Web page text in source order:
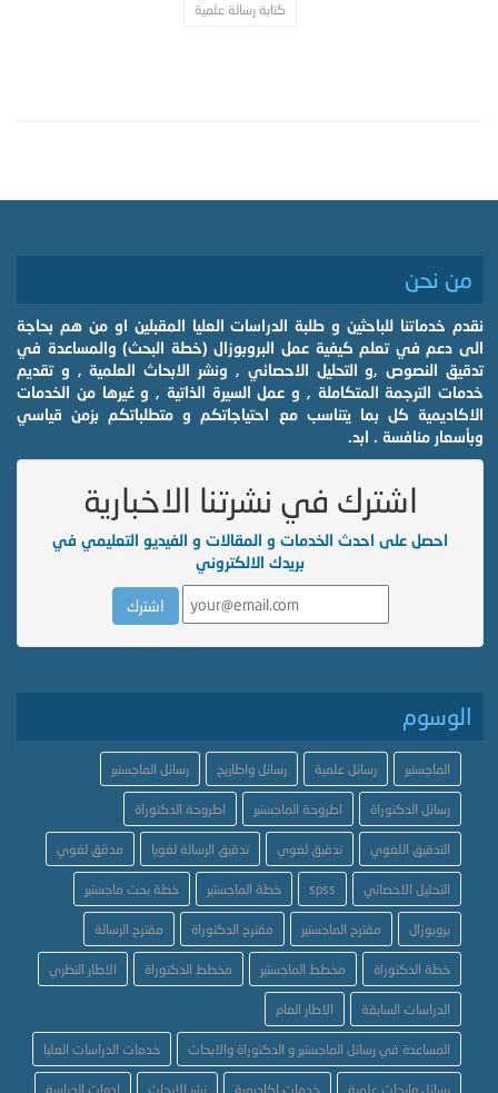
كتابة رسالة علمية
من نحن
نقدم خدماتنا للباحثين و طلبة الدراسات العليا المقبلين او من هم بحاجة
الى دعم في تعلم كيفية عمل البروبوزال (خطة البحث) والمساعدة في
تدقيق النصوص ,و التحليل الاحصائي , ونشر الابحاث العلمية , و تقديم
خدمات الترجمة المتكاملة , و عمل السيرة الذاتية , و غيرها من الخدمات
الاكاديمية كل بما يتناسب مع احتياجاتكم و متطلباتكم بزمن قياسي
وبأسعار منافسة . ابد.
اشترك في نشرتنا الاخبارية
احصل على احدث الخدمات و المقالات و الفيديو التعليمي في
بريدك الالكتروني
الوسوم
الماجستير رسائل علمية رسائل واطاريح رسائل الماجستير
رسائل الدكتوراة اطروحة الماجستير اطروحة الدكتوراة
التدقيق اللغوي تدقيق لغوي تدقيق الرسالة لغويا مدقق لغوي
التحليل الاحصائي spss خطة الماجستير خطة بحث ماجستير
بروبوزال مقترح الماجستير مقترح الدكتوراة مقترح الرسالة
خطة الدكتوراة مخطط الماجستير مخطط الدكتوراة الاطار النظري
الدراسات السابقة الاطار العام
المساعدة في رسائل الماجستير و الدكتوراة والابحاث خدمات الدراسات العليا
رسائل وابحاث علمية خدمات اكاديمية نشر الابحاث ادوات الدراسة